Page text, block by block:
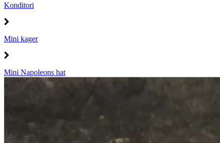
Konditori
Mini kager
Mini Napoleons hat